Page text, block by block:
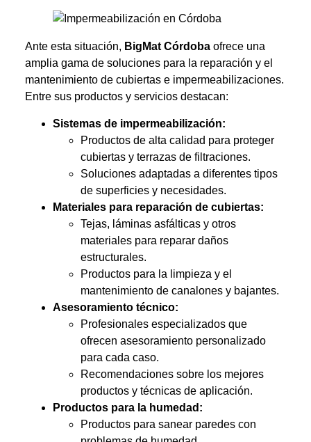
Ante esta situación, BigMat Córdobaofrece una
amplia gama de soluciones para la reparación y el
mantenimiento de cubiertas e impermeabilizaciones.
Entre sus productos y servicios destacan:
Sistemas de impermeabilización:
Productos de alta calidad para proteger
cubiertas y terrazas de filtraciones.
Soluciones adaptadas a diferentes tipos
de superficies y necesidades.
Materiales para reparación de cubiertas:
Tejas, láminas asfálticas y otros
materiales para reparar daños
estructurales.
Productos para la limpieza y el
mantenimiento de canalones y bajantes.
Asesoramiento técnico:
Profesionales especializados que
ofrecen asesoramiento personalizado
para cada caso.
Recomendaciones sobre los mejores
productos y técnicas de aplicación.
Productos para la humedad:
Productos para sanear paredes con